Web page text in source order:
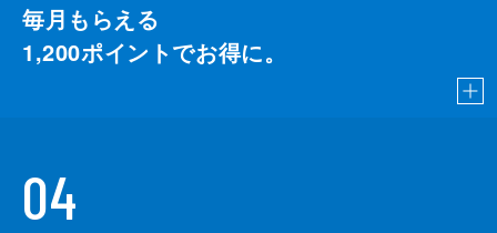
毎月もらえる
1,200ポイントでお得に。
04